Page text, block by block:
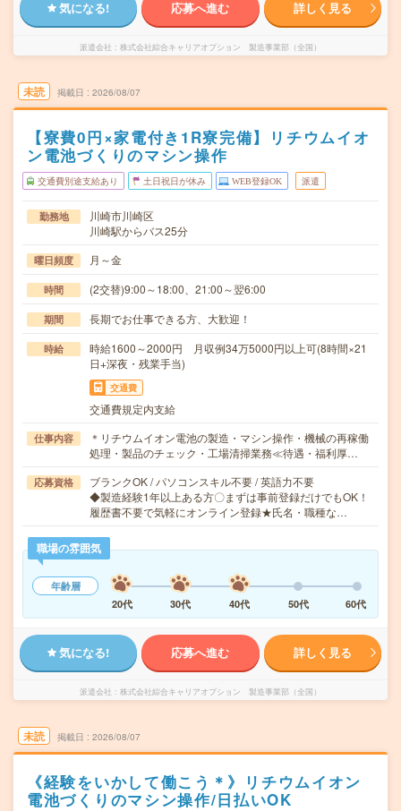
気になる! 応募へ進む 詳しく見る
派遣会社 株式会社綜合キャリアオプション 製造事業部（全国）
未読 掲載日 2026/08/07
【寮費0円×家電付き1R寮完備】リチウムイオ
ン電池づくりのマシン操作
交通費別途支給あり 土日祝日が休み WEB登録OK 派遣
勤務地
川崎市川崎区
川崎駅からバス25分
曜日頻度 月～金
時間 (2交替)9:00～18:00、21:00～翌6:00
期間 長期でお仕事できる方、大歓迎！
時給
時給1600～2000円 月収例34万5000円以上可(8時間×21
日+深夜・残業手当)
交通費
交通費規定内支給
仕事内容
＊リチウムイオン電池の製造・マシン操作・機械の再稼働
処理・製品のチェック・工場清掃業務≪待遇・福利厚…
応募資格
ブランクOK / パソコンスキル不要 / 英語力不要
◆製造経験1年以上ある方〇まずは事前登録だけでもOK！
履歴書不要で気軽にオンライン登録★氏名・職種な…
職場の雰囲気
年齢層
20代
30代 40代 50代 60代
気になる! 応募へ進む 詳しく見る
派遣会社 株式会社綜合キャリアオプション 製造事業部（全国）
未読 掲載日 2026/08/07
《経験をいかして働こう＊》リチウムイオン
電池づくりのマシン操作/日払いOK